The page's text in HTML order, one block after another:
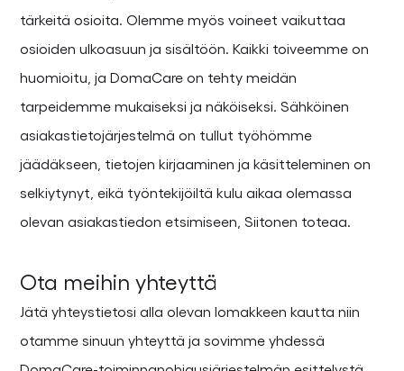
tärkeitä osioita. Olemme myös voineet vaikuttaa
osioiden ulkoasuun ja sisältöön. Kaikki toiveemme on
huomioitu, ja DomaCare on tehty meidän
tarpeidemme mukaiseksi ja näköiseksi. Sähköinen
asiakastietojärjestelmä on tullut työhömme
jäädäkseen, tietojen kirjaaminen ja käsitteleminen on
selkiytynyt, eikä työntekijöiltä kulu aikaa olemassa
olevan asiakastiedon etsimiseen, Siitonen toteaa.
Ota meihin yhteyttä
Jätä yhteystietosi alla olevan lomakkeen kautta niin
otamme sinuun yhteyttä ja sovimme yhdessä